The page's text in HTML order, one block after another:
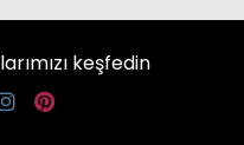
keşfedin